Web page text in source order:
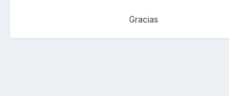
Gracias